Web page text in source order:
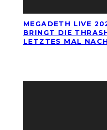
MEGADETH LIVE
BRINGT DIE
LETZTES MAL